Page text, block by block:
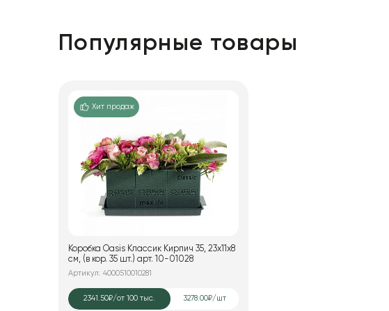
Популярные товары
Хит продаж
Коробка Oasis Классик Кирпич 35, 23x11x8
см, (в кор. 35 шт.) арт. 10-01028
Артикул: 4000510010281
2341.50₽/от 100 тыс. 3278.00₽/шт